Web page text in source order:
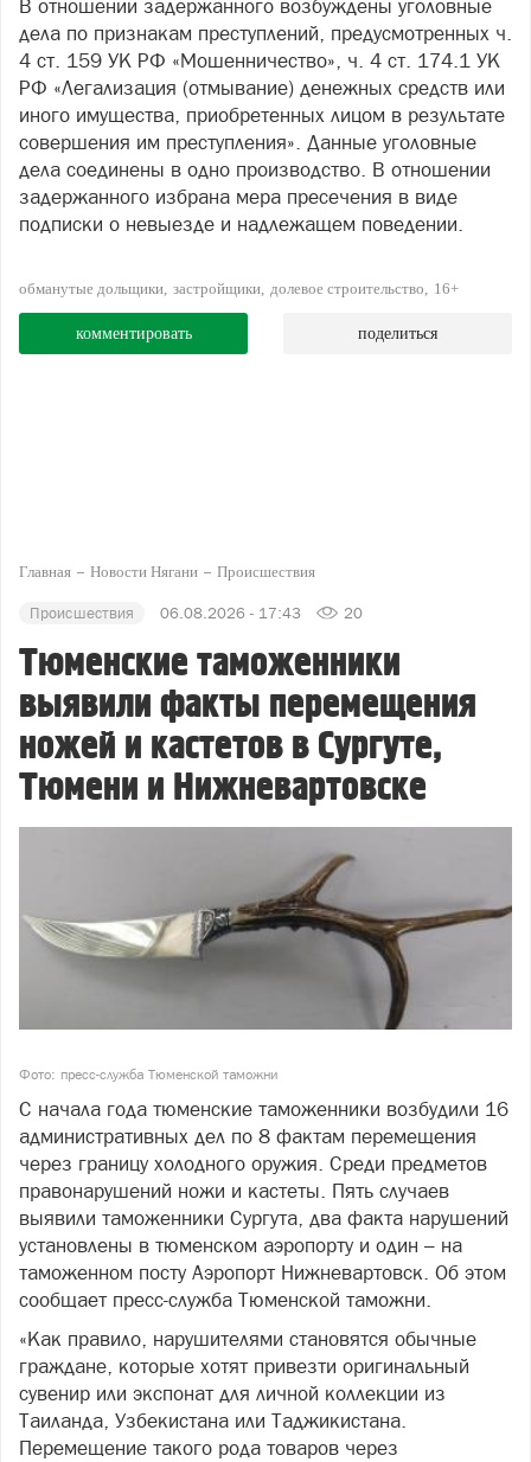
В отношении задержанного возбуждены уголовные
дела по признакам преступлений, предусмотренных ч.
4 ст. 159 УК РФ «Мошенничество», ч. 4 ст. 174.1 УК
РФ «Легализация (отмывание) денежных средств или
иного имущества, приобретенных лицом в результате
совершения им преступления». Данные уголовные
дела соединены в одно производство. В отношении
задержанного избрана мера пресечения в виде
подписки о невыезде и надлежащем поведении.
обманутые дольщики застройщики долевое строительство 16+
комментировать поделиться
Главная Новости Нягани Происшествия
Происшествия 06.08.2026 - 17:43 20
Тюменские таможенники
выявили факты перемещения
ножей и кастетов в Сургуте,
Тюмени и Нижневартовске
Фото: пресс-служба Тюменской таможни
С начала года тюменские таможенники возбудили 16
административных дел по 8 фактам перемещения
через границу холодного оружия. Среди предметов
правонарушений ножи и кастеты. Пять случаев
выявили таможенники Сургута, два факта нарушений
установлены в тюменском аэропорту и один – на
таможенном посту Аэропорт Нижневартовск. Об этом
сообщает пресс-служба Тюменской таможни.
«Как правило, нарушителями становятся обычные
граждане, которые хотят привезти оригинальный
сувенир или экспонат для личной коллекции из
Таиланда, Узбекистана или Таджикистана.
Перемещение такого рода товаров через